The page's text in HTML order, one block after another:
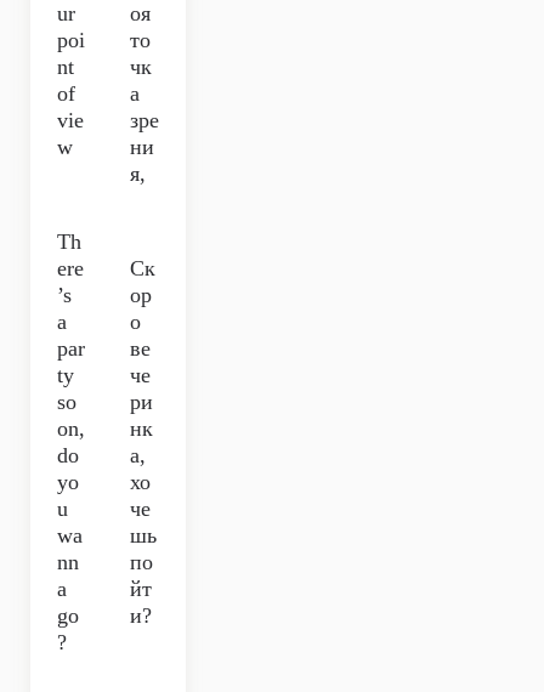
ur
poi
nt
of
vie
w
оя
то
чк
а
зре
ни
я,
Th
ere
’s
a
par
ty
so
on,
do
yo
u
wa
nn
a
go
?
Ск
ор
о
ве
че
ри
нк
а,
хо
че
шь
по
йт
и?